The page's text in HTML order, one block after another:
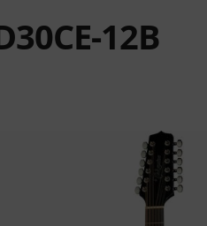
12B
z 18 ocen klientów